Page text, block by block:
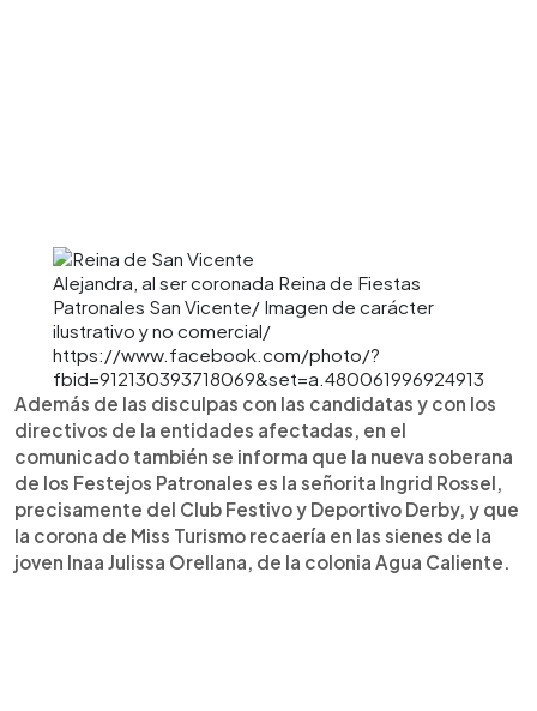
Alejandra, al ser coronada Reina de Fiestas
Patronales San Vicente/ Imagen de carácter
ilustrativo y no comercial/
https://www.facebook.com/photo/?
fbid=912130393718069&set=a.480061996924913
Además de las disculpas con las candidatas y con los
directivos de la entidades afectadas, en el
comunicado también se informa que la nueva soberana
de los Festejos Patronales es la señorita Ingrid Rossel,
precisamente del Club Festivo y Deportivo Derby, y que
la corona de Miss Turismo recaería en las sienes de la
joven Inaa Julissa Orellana, de la colonia Agua Caliente.